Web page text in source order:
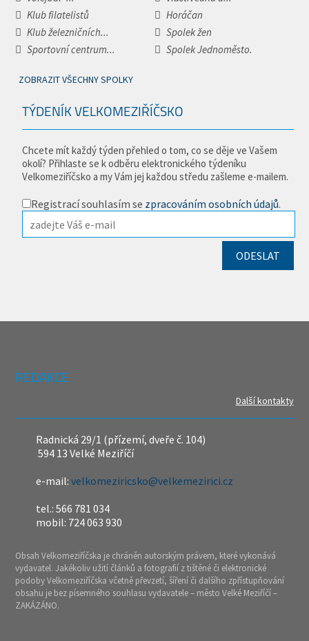
Klub filatelistů
Horáčan
Klub železničních...
Spolek žen
Sportovní centrum...
Spolek Jednoměsto.
ZOBRAZIT VŠECHNY SPOLKY
TÝDENÍK VELKOMEZIŘÍČSKO
Chcete mít každý týden přehled o tom, co se děje ve Vašem
okolí? Přihlaste se k odběru elektronického týdeníku
Velkomeziříčsko a my Vám jej každou středu zašleme e-mailem.
Registrací souhlasím se zpracováním osobních údajů.
REDAKCE
Další kontakty
Radnická 29/1 (přízemí, dveře č. 104)
594 13 Velké Meziříčí
e-mail:velkomeziricsko@velkemezirici.cz
tel.: 566 781 034
mobil: 724 063 930
Obsah Velkomeziříčska je chráněn autorským právem, které vykonává
vydavatel. Jakékoliv užití článků a fotografií z tištěné či elektronické
podoby Velkomeziříčska včetně převzetí, šíření či dalšího zpřístupňování
obsahu je bez písemného souhlasu vydavatele – město Velké Meziříčí –
ZAKÁZÁNO.